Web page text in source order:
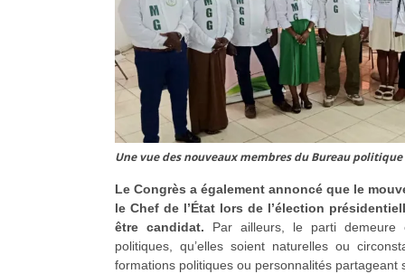
Une vue des nouveaux membres du Bureau
Le Congrès a également annoncé que le
le Chef de l’État lors de l’élection
être candidat. Par ailleurs, le parti demeure
politiques, qu’elles soient naturelles ou
formations politiques ou personnalités partageant